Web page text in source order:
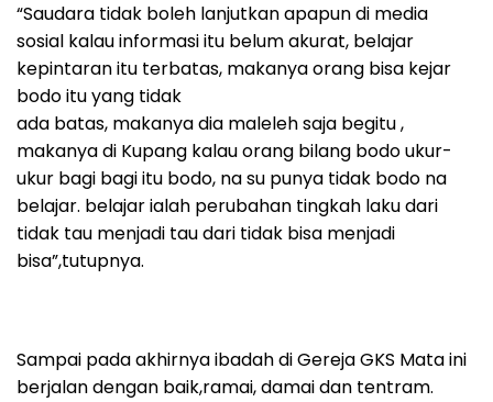
“Saudara tidak boleh lanjutkan apapun di media
sosial kalau informasi itu belum akurat, belajar
kepintaran itu terbatas, makanya orang bisa kejar
bodo itu yang tidak
ada batas, makanya dia maleleh saja begitu ,
makanya di Kupang kalau orang bilang bodo ukur-
ukur bagi bagi itu bodo, na su punya tidak bodo na
belajar. belajar ialah perubahan tingkah laku dari
tidak tau menjadi tau dari tidak bisa menjadi
bisa”,tutupnya.
Sampai pada akhirnya ibadah di Gereja GKS Mata ini
berjalan dengan baik,ramai, damai dan tentram.